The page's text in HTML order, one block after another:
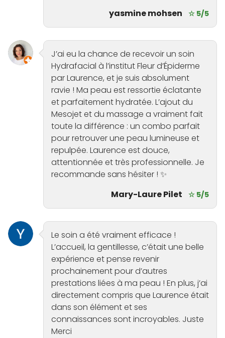
yasmine mohsen
☆ 5/5
J’ai eu la chance de recevoir un soin
Hydrafacial à l’institut Fleur d’Épiderme
par Laurence, et je suis absolument
ravie ! Ma peau est ressortie éclatante
et parfaitement hydratée. L’ajout du
Mesojet et du massage a vraiment fait
toute la différence : un combo parfait
pour retrouver une peau lumineuse et
repulpée. Laurence est douce,
attentionnée et très professionnelle. Je
recommande sans hésiter ! ✨
Mary-Laure Pilet
☆ 5/5
Le soin a été vraiment efficace !
L’accueil, la gentillesse, c’était une belle
expérience et pense revenir
prochainement pour d’autres
prestations liées à ma peau ! En plus, j’ai
directement compris que Laurence était
dans son élément et ses
connaissances sont incroyables. Juste
Merci